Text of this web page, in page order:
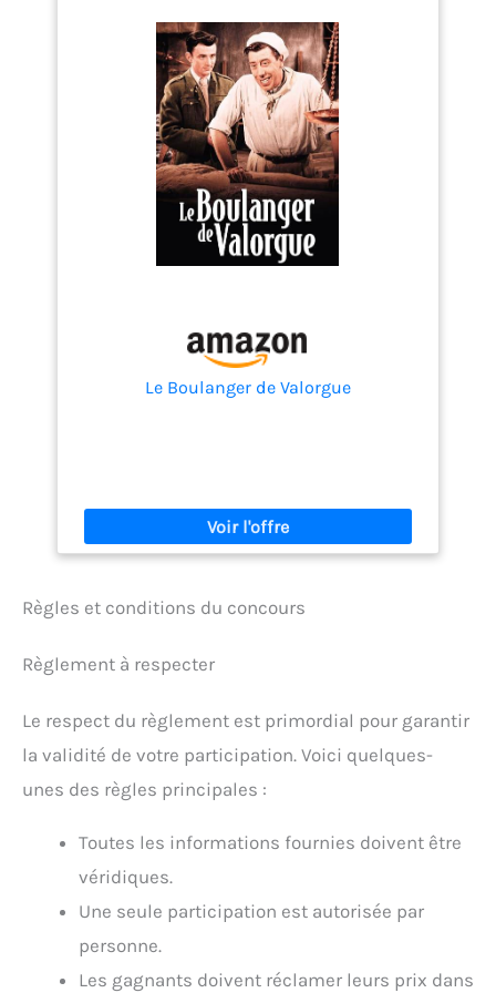
Le Boulanger de Valorgue
Règles et conditions du concours
Règlement à respecter
Le respect du règlement est primordial pour garantir
la validité de votre participation. Voici quelques-
unes des règles principales :
Toutes les informations fournies doivent être
véridiques.
Une seule participation est autorisée par
personne.
Les gagnants doivent réclamer leurs prix dans